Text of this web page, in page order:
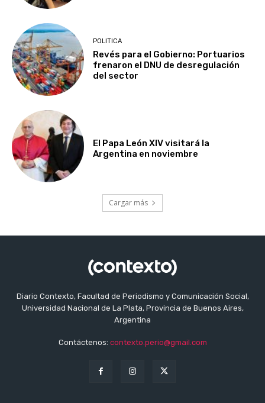
POLITICA
Revés para el Gobierno: Portuarios
frenaron el DNU de desregulación
del sector
El Papa León XIV visitará la
Argentina en noviembre
Cargar más
Diario Contexto, Facultad de Periodismo y Comunicación Social,
Universidad Nacional de La Plata, Provincia de Buenos Aires,
Argentina
Contáctenos: contexto.perio@gmail.com